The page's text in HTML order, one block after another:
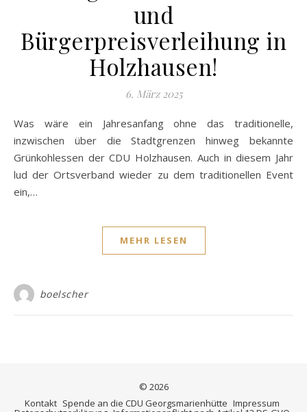
und
Bürgerpreisverleihung in
Holzhausen!
6. März 2025
Was wäre ein Jahresanfang ohne das traditionelle,
inzwischen über die Stadtgrenzen hinweg bekannte
Grünkohlessen der CDU Holzhausen. Auch in diesem Jahr
lud der Ortsverband wieder zu dem traditionellen Event
ein,…
MEHR LESEN
boelscher
© 2026
Kontakt Spende an die CDU Georgsmarienhütte Impressum